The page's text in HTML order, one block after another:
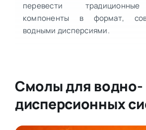
перевести
компоненты в формат,
водными дисперсиями.
Смолы для водно-
дисперсионных